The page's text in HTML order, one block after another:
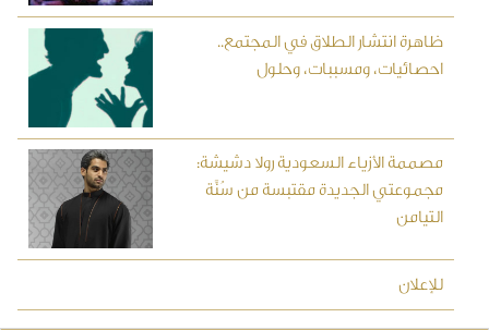
ظاهرة انتشار الطلاق في المجتمع..
احصائيات، ومسببات، وحلول
مصممة الأزياء السعودية رولا دشيشة:
مجموعتي الجديدة مقتبسة من سُنَّة
التيامن
للإعلان